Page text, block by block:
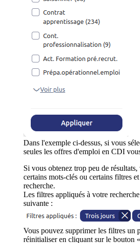
Dans l'exemple ci-dessus, si vous
seules les offres d'emploi en CDI
Si vous obtenez trop peu de
certains mots-clés ou certains filtres
recherche.
Les filtres appliqués à votre
suivante :
Vous pouvez supprimer les filtres un
réinitialiser en cliquant sur le bouton